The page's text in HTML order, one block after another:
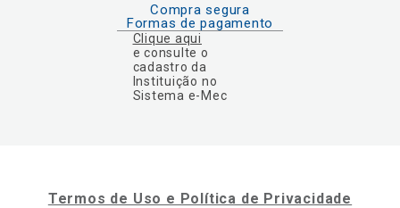
Compra segura
Formas de pagamento
Clique aqui
e consulte o
cadastro da
Instituição no
Sistema e-Mec
Termos de Uso e Política de Privacidade